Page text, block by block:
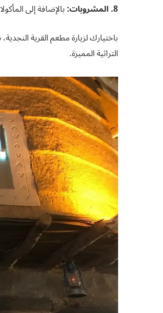
8. المشروبات:
بالإضافة إلى
باختيارك لزيارة مطعم القرية
التراثية المميزة.